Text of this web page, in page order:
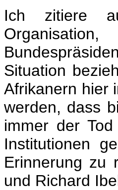
Ich zitiere
Situation
Afrikanern hier
werden, dass
immer der
Institutionen
Erinnerung zu
und Richard